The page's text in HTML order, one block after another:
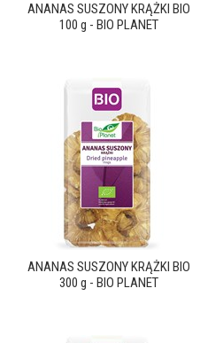
ANANAS SUSZONY KRĄŻKI BIO
100 g - BIO PLANET
ANANAS SUSZONY KRĄŻKI BIO
300 g - BIO PLANET